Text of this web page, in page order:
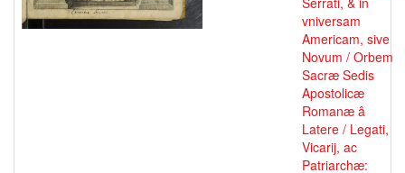
vniversam
Americam, sive
Novum / Orbem
Sacræ Sedis
Apostolicæ
Romanæ â
Latere / Legati,
Vicarij, ac
Patriarchæ: